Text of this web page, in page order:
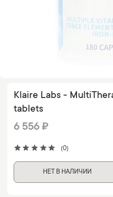
(0)
Klaire Labs -
tablets
6 556 ₽
НЕТ В НАЛИЧИИ